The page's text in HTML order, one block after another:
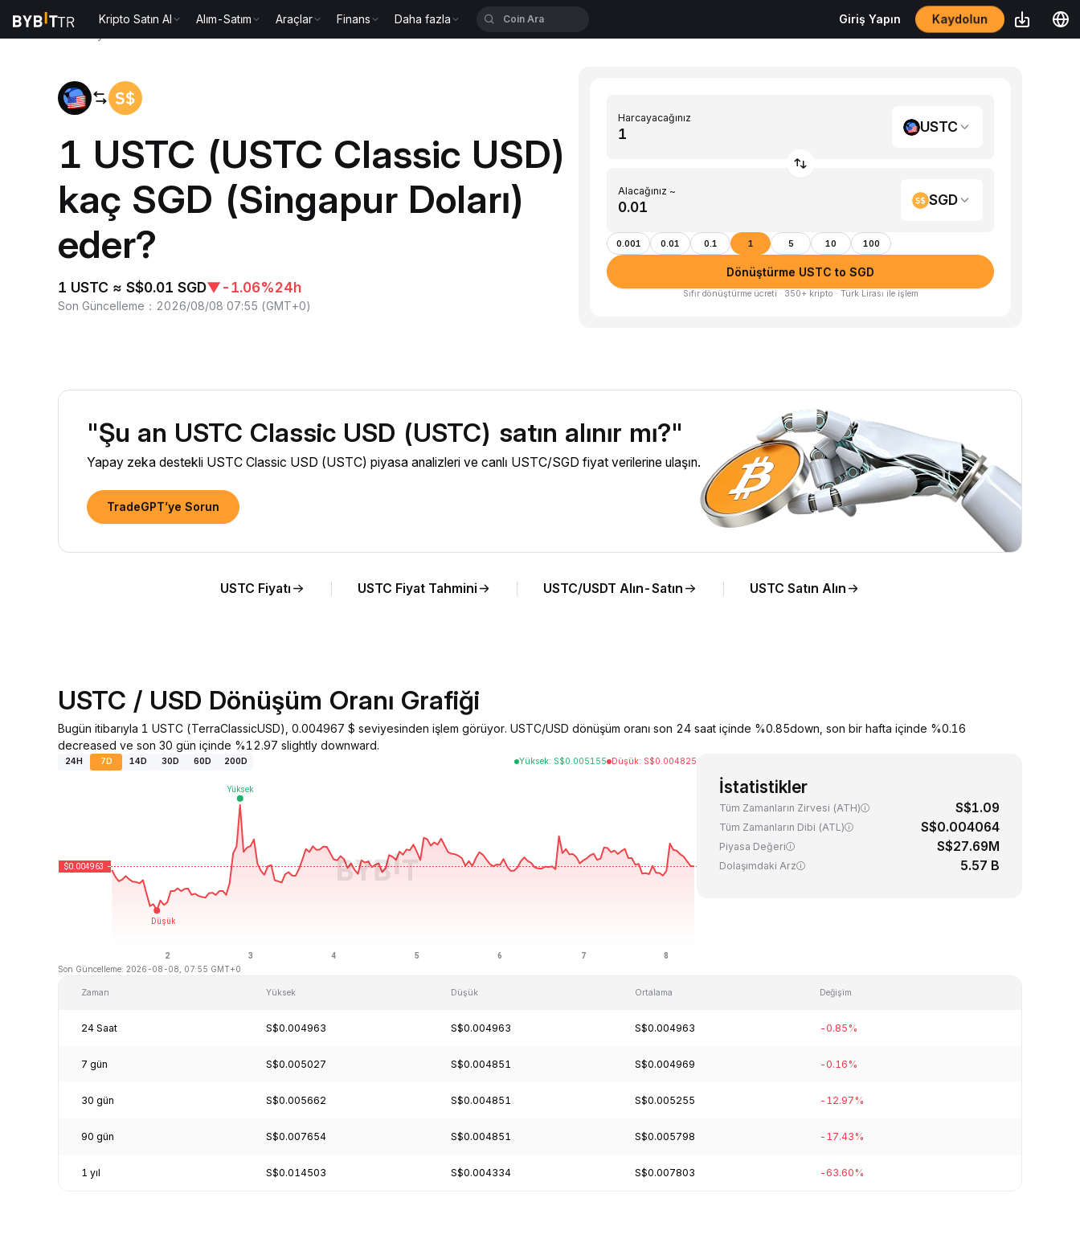
Kripto Satın Al Alım-Satım Araçlar Finans Daha fazla Giriş Yapın Kaydolun
1 USTC (USTC Classic USD)
kaç SGD (Singapur Doları)
eder?
1 USTC ≈ S$0.01 SGD▼-1.06%24h
Son Güncelleme ： 2026/08/08 07:55 (GMT+0)
Harcayacağınız
USTC
Alacağınız ~
SGD
0.001 0.01 0.1 1 5 10 100
Dönüştürme USTC to SGD
Sıfır dönüştürme ücreti · 350+ kripto · Türk Lirası ile işlem
"Şu an USTC Classic USD (USTC) satın alınır mı?"
Yapay zeka destekli USTC Classic USD (USTC) piyasa analizleri ve canlı USTC/SGD fiyat verilerine ulaşın.
TradeGPT’ye Sorun
USTC Fiyatı USTC Fiyat Tahmini USTC/USDT Alın-Satın USTC Satın Alın
USTC / USD Dönüşüm Oranı Grafiği
Bugün itibarıyla 1 USTC (TerraClassicUSD), 0.004967 $ seviyesinden işlem görüyor. USTC/USD dönüşüm oranı son 24 saat içinde %0.85down, son bir hafta içinde %0.16
decreased ve son 30 gün içinde %12.97 slightly downward.
24H 7D 14D 30D 60D 200D Yüksek: S$0.005155 Düşük: S$0.004825
Son Güncelleme: 2026-08-08, 07:55 GMT+0
İstatistikler
Tüm Zamanların Zirvesi (ATH) S$1.09
Tüm Zamanların Dibi (ATL) S$0.004064
Piyasa Değeri S$27.69M
Dolaşımdaki Arz 5.57 B
Zaman Yüksek Düşük Ortalama Değişim
24 Saat S$0.004963 S$0.004963 S$0.004963 -0.85%
7 gün S$0.005027 S$0.004851 S$0.004969 -0.16%
30 gün S$0.005662 S$0.004851 S$0.005255 -12.97%
90 gün S$0.007654 S$0.004851 S$0.005798 -17.43%
1 yıl S$0.014503 S$0.004334 S$0.007803 -63.60%